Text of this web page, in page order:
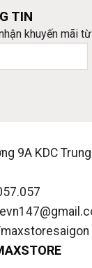
TIN
khuyến mãi
9A KDC